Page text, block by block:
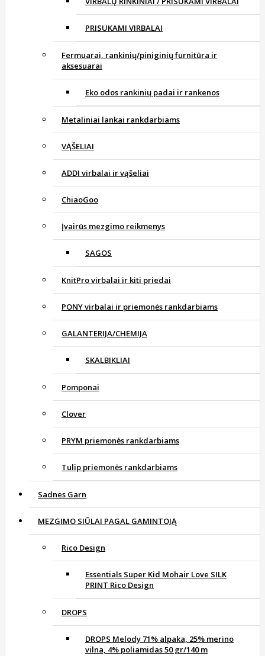
PRISUKAMI VIRBALAI
Fermuarai, rankinių/piniginių furnitūra ir
aksesuarai
Eko odos rankinių padai ir rankenos
Metaliniai lankai rankdarbiams
VĄŠELIAI
ADDI virbalai ir vąšeliai
ChiaoGoo
Įvairūs mezgimo reikmenys
SAGOS
KnitPro virbalai ir kiti priedai
PONY virbalai ir priemonės rankdarbiams
GALANTERIJA/CHEMIJA
SKALBIKLIAI
Pomponai
Clover
PRYM priemonės rankdarbiams
Tulip priemonės rankdarbiams
Sadnes Garn
MEZGIMO SIŪLAI PAGAL GAMINTOJĄ
Rico Design
Essentials Super Kid Mohair Love SILK
PRINT Rico Design
DROPS
DROPS Melody 71% alpaka, 25% merino
vilna, 4% poliamidas 50 gr/140 m